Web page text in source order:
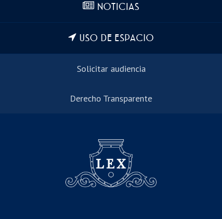
NOTICIAS
USO DE ESPACIO
Solicitar audiencia
Derecho Transparente